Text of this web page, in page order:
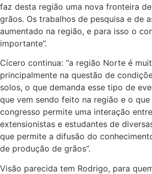
faz desta região uma nova fronteira
grãos. Os trabalhos de pesquisa e de
aumentado na região, e para isso o
importante”.
Cícero continua: “a região Norte é
principalmente na questão de
solos, o que demanda esse tipo de
que vem sendo feito na região e o
congresso permite uma interação
extensionistas e estudantes de
que permite a difusão do
de produção de grãos”.
Visão parecida tem Rodrigo, para